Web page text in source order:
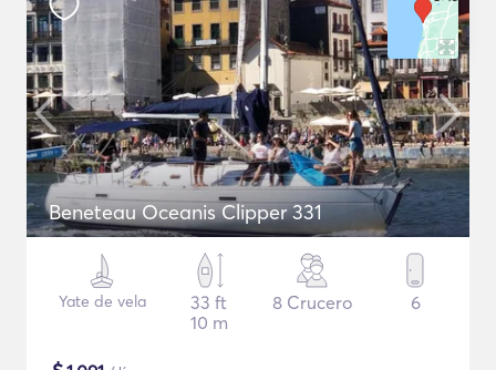
Beneteau Oceanis Clipper 331
Yate de vela
33 ft
10 m
8 Crucero 6